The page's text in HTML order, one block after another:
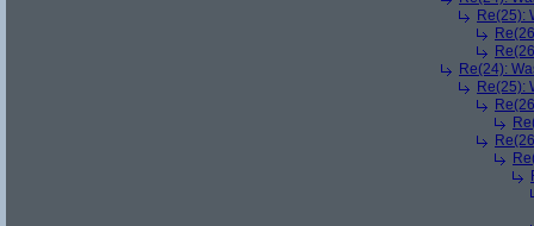
Re(25):
Re(24):
Re(25):